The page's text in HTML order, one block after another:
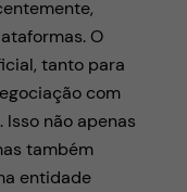
O
tanto para
com
não apenas
também
entidade